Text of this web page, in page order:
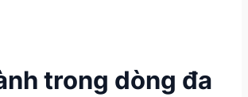
trong dòng đa